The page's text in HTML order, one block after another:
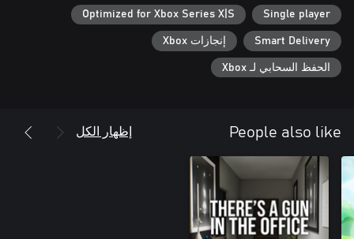
Single player
Optimized for Xbox Series X|S
Smart Delivery إنجازات Xbox
الحفظ السحابي لـ Xbox
People also like إظهار الكل